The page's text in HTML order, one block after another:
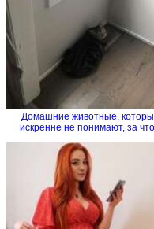
Домашние животные,
искренне не понимают, за